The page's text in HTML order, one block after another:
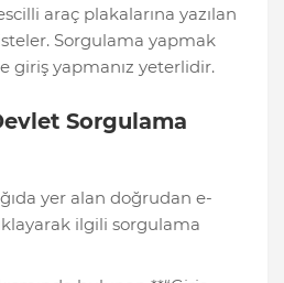
araç plakalarına yazılan
Sorgulama yapmak
giriş yapmanız yeterlidir.
Sorgulama
yer alan doğrudan e-
ilgili sorgulama